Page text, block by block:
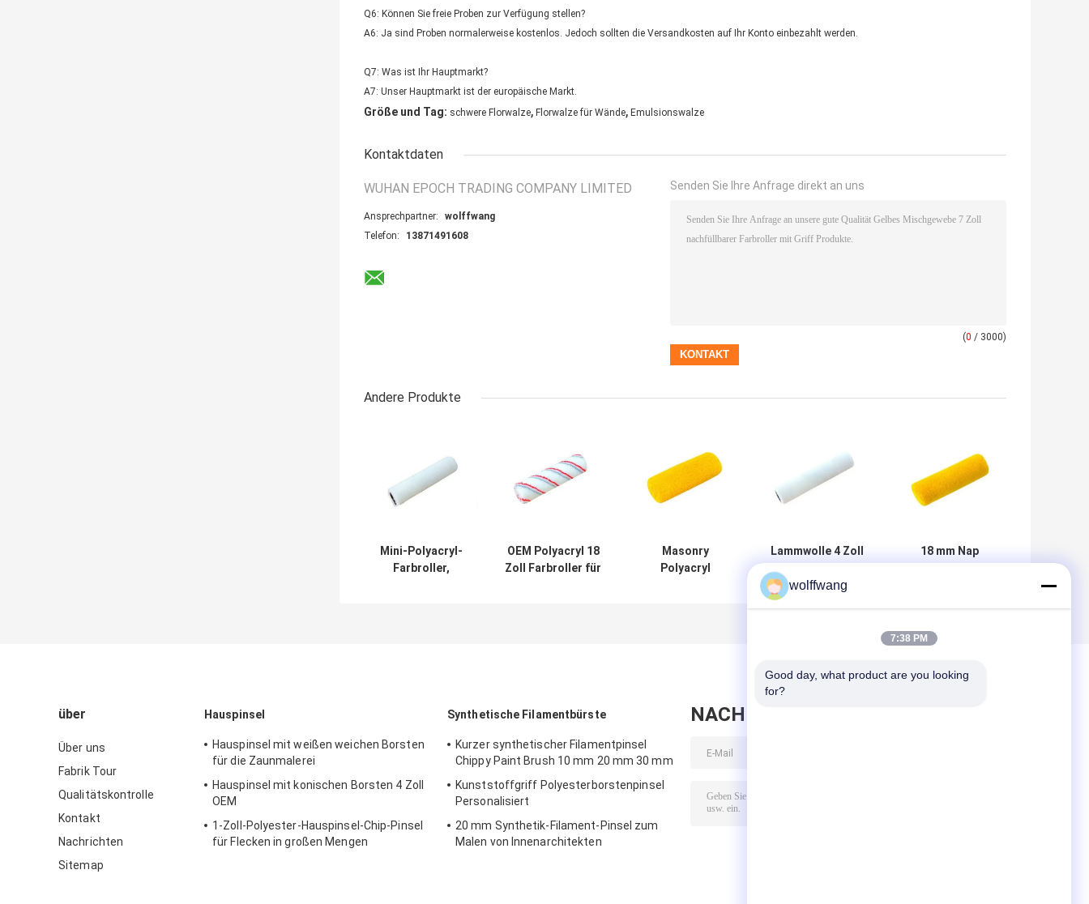
Q6: Können Sie freie Proben zur Verfügung stellen?
A6: Ja sind Proben normalerweise kostenlos. Jedoch sollten die Versandkosten auf Ihr Konto einbezahlt werden.
Q7: Was ist Ihr Hauptmarkt?
A7: Unser Hauptmarkt ist der europäische Markt.
Größe und Tag: schwere Florwalze, Florwalze für Wände, Emulsionswalze
Kontaktdaten
WUHAN EPOCH TRADING COMPANY LIMITED
Ansprechpartner:
wolffwang
Telefon:
13871491608
Senden Sie Ihre Anfrage direkt an uns
(0 / 3000)
Andere Produkte
Mini-Polyacryl-
Farbroller,
OEM Polyacryl 18
Zoll Farbroller für
Masonry
Polyacryl
Lammwolle 4 Zoll
Kurzhaarroller
18 mm Nap
über
Über uns
Fabrik Tour
Qualitätskontrolle
Kontakt
Nachrichten
Sitemap
Hauspinsel
Hauspinsel mit weißen weichen Borsten
für die Zaunmalerei
Hauspinsel mit konischen Borsten 4 Zoll
OEM
1-Zoll-Polyester-Hauspinsel-Chip-Pinsel
für Flecken in großen Mengen
Synthetische Filamentbürste
Kurzer synthetischer Filamentpinsel
Chippy Paint Brush 10 mm 20 mm 30 mm
Kunststoffgriff Polyesterborstenpinsel
Personalisiert
20 mm Synthetik-Filament-Pinsel zum
Malen von Innenarchitekten
NACHRICHT HINTERLASSEN
wolffwang
7:38 PM
Good day, what product are you looking
for?